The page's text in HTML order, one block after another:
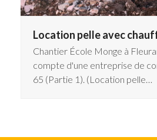
Location pelle avec
Chantier École Monge à
compte d'une entreprise de
65 (Partie 1). (Location pelle…